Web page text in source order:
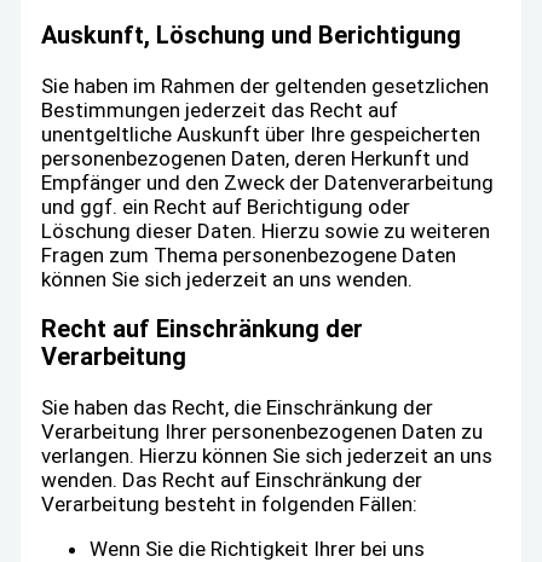
Auskunft, Löschung und Berichtigung
Sie haben im Rahmen der geltenden gesetzlichen
Bestimmungen jederzeit das Recht auf
unentgeltliche Auskunft über Ihre gespeicherten
personenbezogenen Daten, deren Herkunft und
Empfänger und den Zweck der Datenverarbeitung
und ggf. ein Recht auf Berichtigung oder
Löschung dieser Daten. Hierzu sowie zu weiteren
Fragen zum Thema personenbezogene Daten
können Sie sich jederzeit an uns wenden.
Recht auf Einschränkung der
Verarbeitung
Sie haben das Recht, die Einschränkung der
Verarbeitung Ihrer personenbezogenen Daten zu
verlangen. Hierzu können Sie sich jederzeit an uns
wenden. Das Recht auf Einschränkung der
Verarbeitung besteht in folgenden Fällen:
Wenn Sie die Richtigkeit Ihrer bei uns